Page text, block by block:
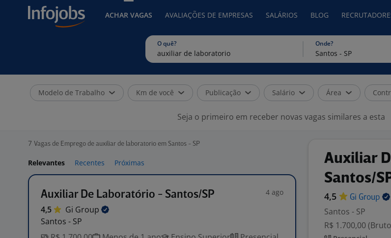
ACHAR VAGAS AVALIAÇÕES DE EMPRESAS SALÁRIOS BLOG
O quê? Onde?
Modelo de Trabalho Km de você Publicação Salário Área
Seja o primeiro em receber novas vagas similares a esta
7 Vagas de Emprego de auxiliar de laboratorio em Santos - SP
Relevantes Recentes Próximas
Auxiliar De Laboratório - Santos/SP 4 ago
4,5 Gi Group
Santos - SP
Auxiliar
Santos/
4,5 Gi Group
Santos - SP
R$ 1.700,00